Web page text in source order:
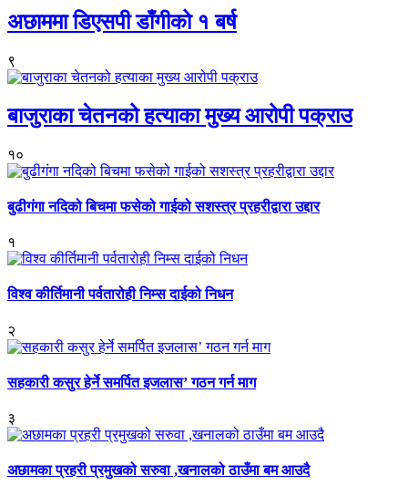
अछाममा डिएसपी डाँगीको १ बर्ष
९
बाजुराका चेतनको हत्याका मुख्य आरोपी पक्राउ
१०
बुढीगंगा नदिको बिचमा फसेको गाईको सशस्त्र प्रहरीद्वारा उद्दार
१
विश्व कीर्तिमानी पर्वतारोही निम्स दाईको निधन
२
सहकारी कसुर हेर्ने समर्पित इजलास’ गठन गर्न माग
३
अछामका प्रहरी प्रमुखको सरुवा ,खनालको ठाउँमा बम आउदै